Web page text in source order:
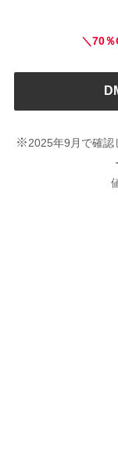
＼70
※2025年9月で確認